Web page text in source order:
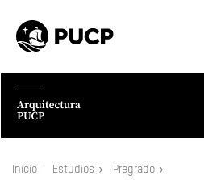
Inicio Estudios Pregrado